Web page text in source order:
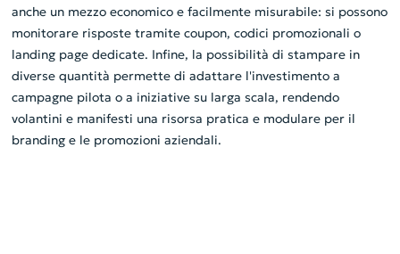
anche un mezzo economico e facilmente misurabile: si possono
monitorare risposte tramite coupon, codici promozionali o
landing page dedicate. Infine, la possibilità di stampare in
diverse quantità permette di adattare l'investimento a
campagne pilota o a iniziative su larga scala, rendendo
volantini e manifesti una risorsa pratica e modulare per il
branding e le promozioni aziendali.